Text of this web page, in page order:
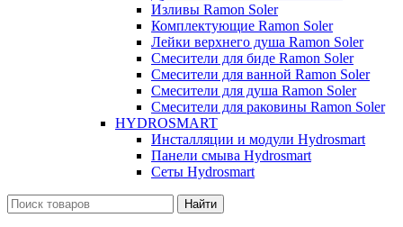
Изливы Ramon Soler
Комплектующие Ramon Soler
Лейки верхнего душа Ramon Soler
Смесители для биде Ramon Soler
Смесители для ванной Ramon Soler
Смесители для душа Ramon Soler
Смесители для раковины Ramon Soler
HYDROSMART
Инсталляции и модули Hydrosmart
Панели смыва Hydrosmart
Сеты Hydrosmart
Найти